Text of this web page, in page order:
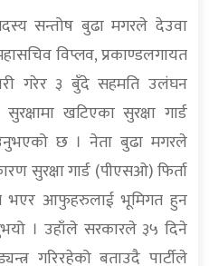
सन्तोष बुढा मगरले देउवा
विप्लव, प्रकाण्डलगायत
गरेर ३ बुँदे सहमति उलंघन
खटिएका सुरक्षा गार्ड
छ । नेता बुढा मगरले
सुरक्षा गार्ड (पीएसओ) फिर्ता
भएर आफुहरुलाई भूमिगत हुन
। उहाँले सरकारले ३५ दिने
गरिरहेको बताउदै पार्टीले